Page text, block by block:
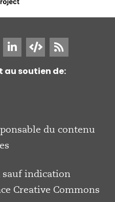
au soutien de:
du contenu
sauf indication
Creative Commons